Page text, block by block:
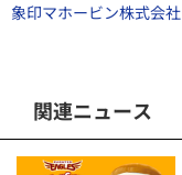
象印マホービン株式会社
関連ニュース